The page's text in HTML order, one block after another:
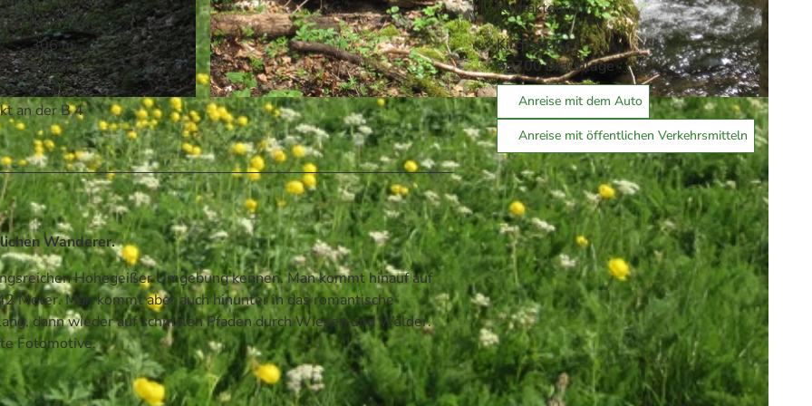
© Nicole Nutzeblum, Harzklub Hohegeiß e.V., F. Schwarz
12,72 km
306 m
641 m
an der B 4
Wanderer.
Hohegeißer Umgebung kennen. Man kommt hinauf auf
Meter. Man kommt aber auch hinunter in das romantische
dann wieder auf schmalen Pfaden durch Wiesen und Wälder.
Fotomotive.
Kontaktdaten
Kirchstraße
38700Braunlage
Anreise mit dem Auto
Anreise mit öffentlichen Verkehrsmitteln